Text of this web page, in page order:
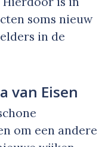
soms nieuw
in de
van Eisen
om een andere